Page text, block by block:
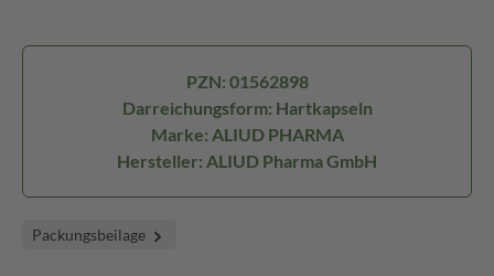
PZN: 01562898
Darreichungsform: Hartkapseln
Marke: ALIUD PHARMA
Hersteller: ALIUD Pharma GmbH
Packungsbeilage